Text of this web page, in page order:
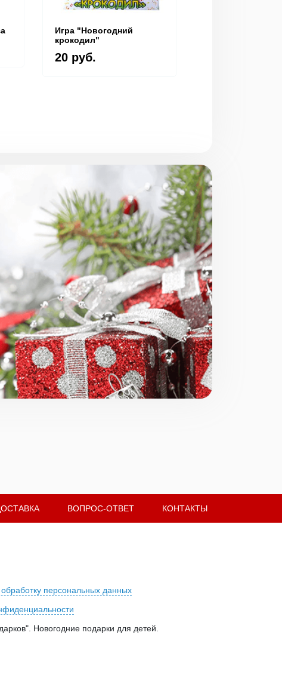
Игра "Новогодний
крокодил"
20 руб.
ВОПРОС-ОТВЕТ КОНТАКТЫ
персональных данных
Новогодние подарки для детей.